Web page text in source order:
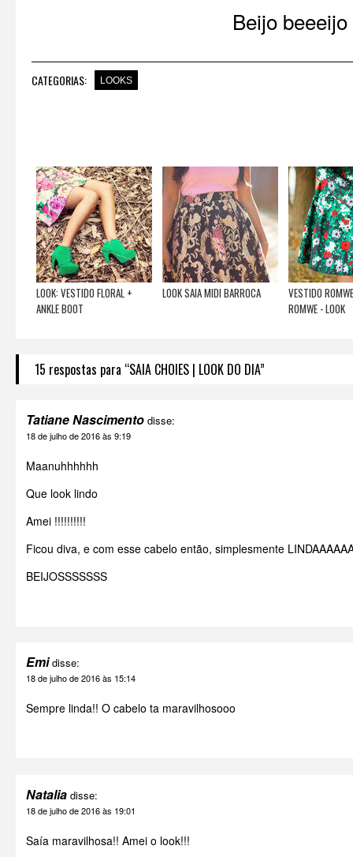
Beijo
CATEGORIAS: LOOKS
LOOK: VESTIDO FLORAL +
ANKLE BOOT
LOOK SAIA MIDI BARROCA
VESTIDO
ROMWE - LOOK
15 respostas para “SAIA CHOIES | LOOK DO DIA”
Tatiane Nascimento disse:
18 de julho de 2016 às 9:19
Maanuhhhhhh
Que look lindo
Amei !!!!!!!!!!
Ficou diva, e com esse cabelo então, simplesmente
BEIJOSSSSSSS
Emi disse:
18 de julho de 2016 às 15:14
Sempre linda!! O cabelo ta maravilhosooo
Natalia disse:
18 de julho de 2016 às 19:01
Saía maravilhosa!! Amei o look!!!